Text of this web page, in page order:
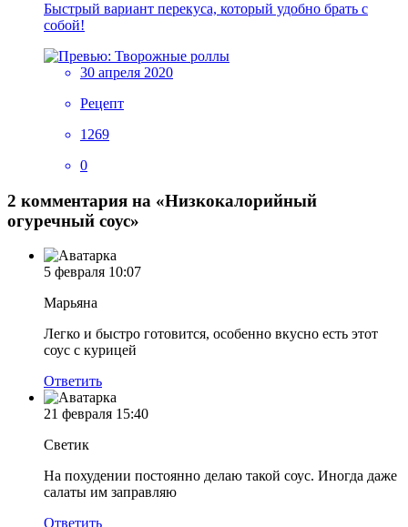
Быстрый вариант перекуса, который удобно брать с
собой!
30 апреля 2020
Рецепт
1269
0
2 комментария на «Низкокалорийный
огуречный соус»
5 февраля 10:07
Марьяна
Легко и быстро готовится, особенно вкусно есть этот
соус с курицей
Ответить
21 февраля 15:40
Светик
На похудении постоянно делаю такой соус. Иногда даже
салаты им заправляю
Ответить